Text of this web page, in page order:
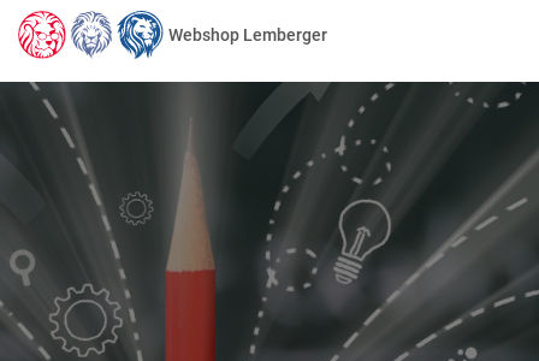
Webshop Lemberger